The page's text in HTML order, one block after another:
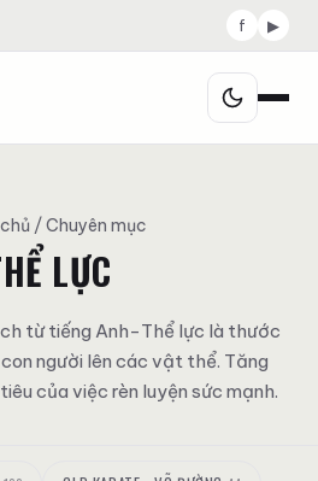
f ▶
/ Chuyên mục
LỰC
từ tiếng Anh-Thể lực là thước
người lên các vật thể. Tăng
của việc rèn luyện sức mạnh.